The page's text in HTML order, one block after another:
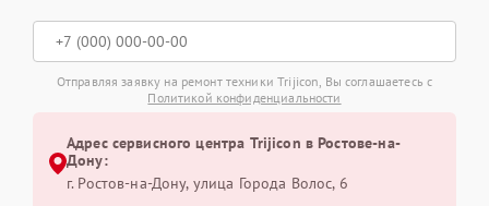
Отправляя заявку на ремонт техники Trijicon, Вы соглашаетесь с
Политикой конфиденциальности
Адрес сервисного центра Trijicon в Ростове-на-
Дону:
г. Ростов-на-Дону, улица Города Волос, 6